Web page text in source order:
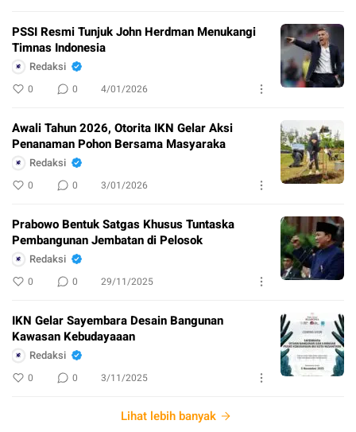
PSSI Resmi Tunjuk John Herdman Menukangi
Timnas Indonesia
Redaksi
0 0 4/01/2026
Awali Tahun 2026, Otorita IKN Gelar Aksi
Penanaman Pohon Bersama Masyaraka
Redaksi
0 0 3/01/2026
Prabowo Bentuk Satgas Khusus Tuntaska
Pembangunan Jembatan di Pelosok
Redaksi
0 0 29/11/2025
IKN Gelar Sayembara Desain Bangunan
Kawasan Kebudayaaan
Redaksi
0 0 3/11/2025
Lihat lebih banyak